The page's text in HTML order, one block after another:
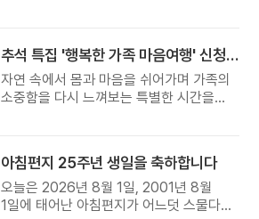
추석 특집 '행복한 가족 마음여행' 신청 안내
자연 속에서 몸과 마음을 쉬어가며 가족의
소중함을 다시 느껴보는 특별한 시간을
아침편지 25주년 생일을 축하합니다
오늘은 2026년 8월 1일, 2001년 8월
1일에 태어난 아침편지가 어느덧 스물다섯